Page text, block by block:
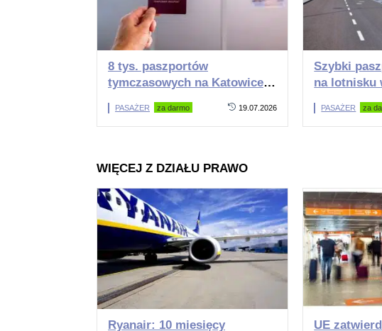
8 tys. paszportów
tymczasowych na Katowice
Airport. Punkt działa od
dwóch lat
PASAŻER za darmo 19.07.2026
Szybki
na lotnisku
PASAŻER za
WIĘCEJ Z DZIAŁU PRAWO
Ryanair: 10 miesięcy UE